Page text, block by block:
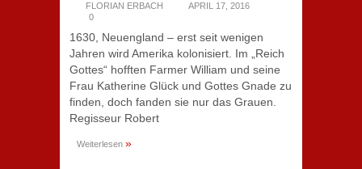
FLORIAN ERBACH
APRIL 17, 2016
0
1630, Neuengland – erst seit wenigen
Jahren wird Amerika kolonisiert. Im „Reich
Gottes“ hofften Farmer William und seine
Frau Katherine Glück und Gottes Gnade zu
finden, doch fanden sie nur das Grauen.
Regisseur Robert
Weiterlesen »